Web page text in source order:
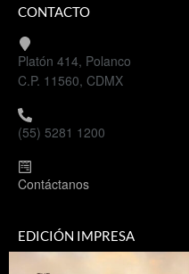
CONTACTO
Platón 414, Polanco
C.P. 11560, CDMX
(55) 5281 1200
Contáctanos
EDICIÓN IMPRESA